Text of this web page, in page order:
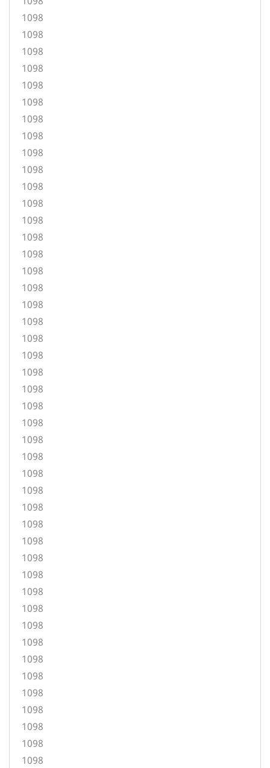
1098
1098
1098
1098
1098
1098
1098
1098
1098
1098
1098
1098
1098
1098
1098
1098
1098
1098
1098
1098
1098
1098
1098
1098
1098
1098
1098
1098
1098
1098
1098
1098
1098
1098
1098
1098
1098
1098
1098
1098
1098
1098
1098
1098
1098